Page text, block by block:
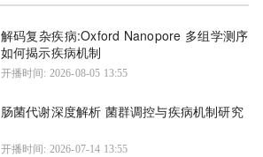
解码复杂疾病:Oxford Nanopore 多组学测序
如何揭示疾病机制
开播时间: 2026-08-05 13:55
肠菌代谢深度解析 菌群调控与疾病机制研究
开播时间: 2026-07-14 13:55